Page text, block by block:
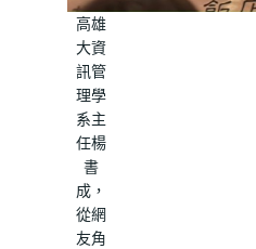
高雄
大資
訊管
理學
系主
任楊
書
成，
從網
友角